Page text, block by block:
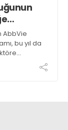
AbbVie
bu yıl da
fark